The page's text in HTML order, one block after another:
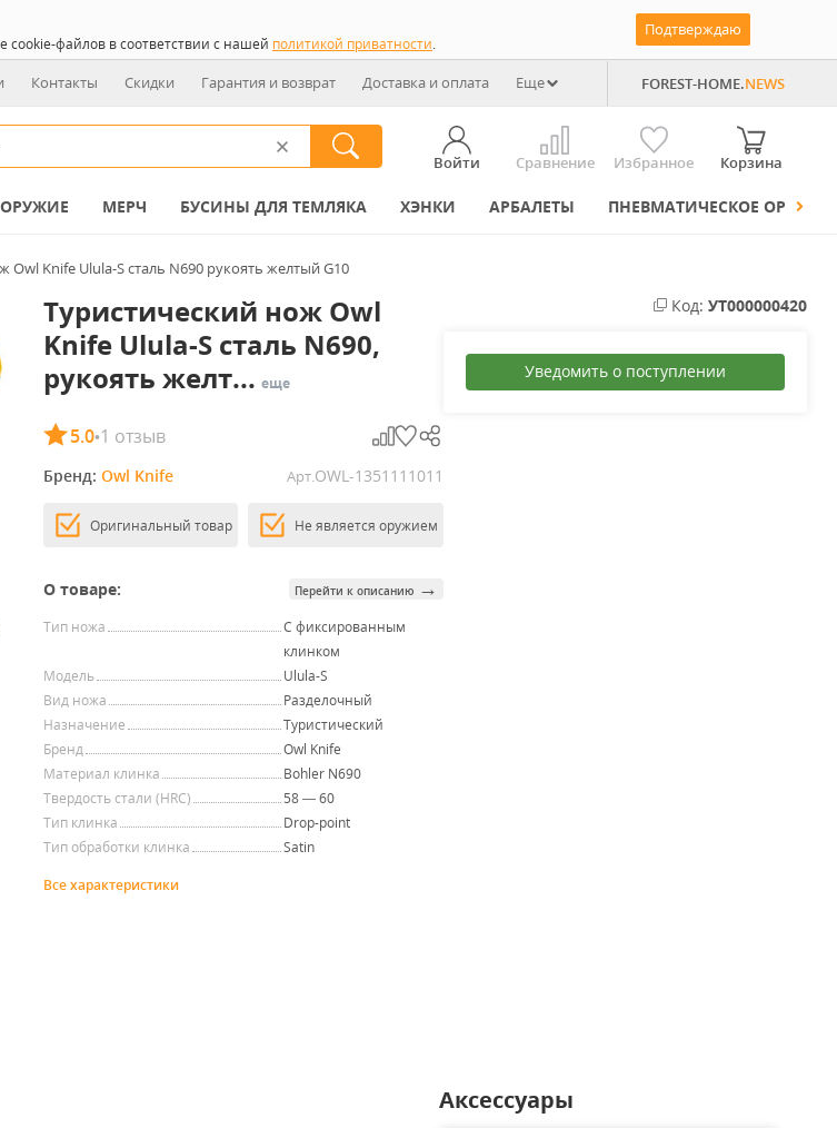
cookie-файлов в соответствии с нашей политикой приватности.
Подтверждаю
Контакты Скидки Гарантия и возврат Доставка и оплата Еще FOREST-HOME.NEWS
Войти Сравнение Избранное Корзина
МЕРЧ БУСИНЫ ДЛЯ ТЕМЛЯКА ХЭНКИ АРБАЛЕТЫ ПНЕВМАТИЧЕСКОЕ ОРУЖИЕ
Owl Knife Ulula-S сталь N690 рукоять желтый G10
Туристический нож Owl
Knife Ulula-S сталь N690,
рукоять желт... еще
5.0•1 отзыв
Бренд: Owl Knife Арт.OWL-1351111011
Оригинальный товар Не является оружием
О товаре: Перейти к описанию →
Тип ножа
С фиксированным
клинком
Модель
Ulula-S
Вид ножа
Разделочный
Назначение
Туристический
Бренд
Owl Knife
Материал клинка
Bohler N690
Твердость стали (HRC)
58 — 60
Тип клинка
Drop-point
Тип обработки клинка
Satin
Все характеристики
Код: УТ000000420
Уведомить о поступлении
Аксессуары